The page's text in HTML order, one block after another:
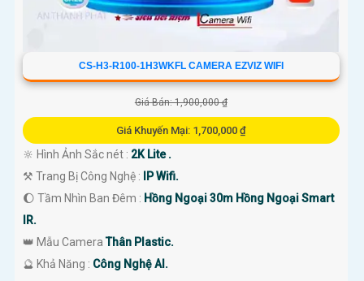
CS-H3-R100-1H3WKFL CAMERA EZVIZ WIFI
Giá Bán: 1,900,000 ₫
Giá Khuyến Mại: 1,700,000 ₫
🔆 Hình Ảnh Sắc nét : 2K Lite .
⚒ Trang Bị Công Nghệ :
IP Wifi.
🌔 Tầm Nhìn Ban Đêm : Hồng Ngoại 30m Hồng Ngoại Smart
IR.
👑 Mẫu CameraThân Plastic.
️🔮 Khả Năng : Công Nghệ AI.